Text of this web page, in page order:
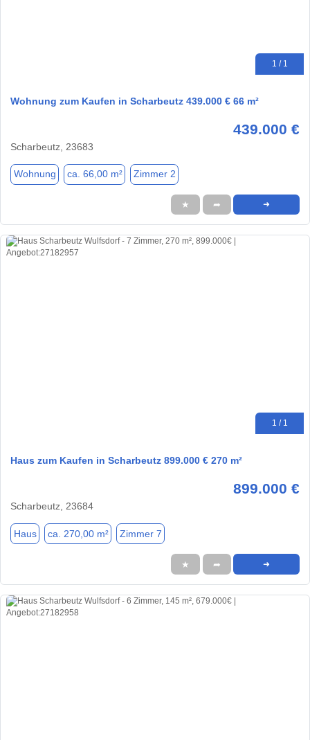
1 / 1
Wohnung zum Kaufen in Scharbeutz 439.000 € 66 m²
439.000 €
Scharbeutz, 23683
Wohnung ca. 66,00 m² Zimmer 2
★ ➦ ➜
1 / 1
Haus zum Kaufen in Scharbeutz 899.000 € 270 m²
899.000 €
Scharbeutz, 23684
Haus ca. 270,00 m² Zimmer 7
★ ➦ ➜